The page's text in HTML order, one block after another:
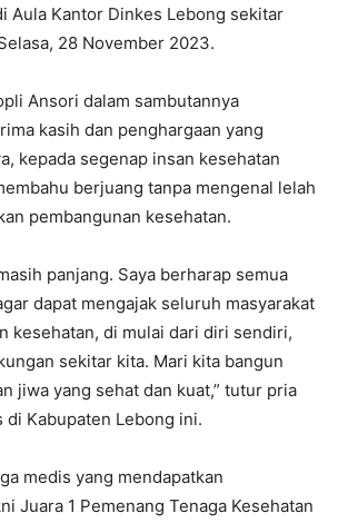
Aula Kantor Dinkes Lebong sekitar
28 November 2023.
Ansori dalam sambutannya
kasih dan penghargaan yang
kepada segenap insan kesehatan
berjuang tanpa mengenal lelah
pembangunan kesehatan.
panjang. Saya berharap semua
dapat mengajak seluruh masyarakat
kesehatan, di mulai dari diri sendiri,
sekitar kita. Mari kita bangun
jiwa yang sehat dan kuat,” tutur pria
di Kabupaten Lebong ini.
medis yang mendapatkan
Juara 1 Pemenang Tenaga Kesehatan